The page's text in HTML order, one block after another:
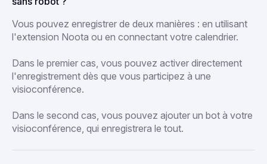
Vous pouvez enregistrer de deux manières : en utilisant
l'extension Noota ou en connectant votre calendrier.
Dans le premier cas, vous pouvez activer directement
l'enregistrement dès que vous participez à une
visioconférence.
Dans le second cas, vous pouvez ajouter un bot à votre
visioconférence, qui enregistrera le tout.